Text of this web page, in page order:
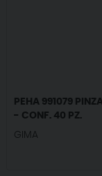
PEHA 991079
- CONF. 40 PZ.
GIMA